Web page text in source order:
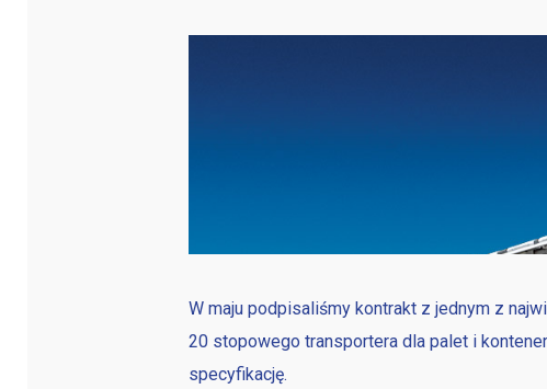
W maju podpisaliśmy kontrakt z jednym z
20 stopowego transportera dla palet i
specyfikację.
Okres wynajmu